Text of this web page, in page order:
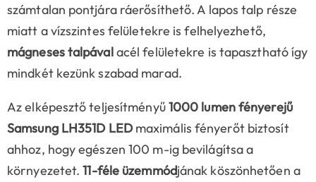
számtalan pontjára ráerősíthető. A lapos talp része
miatt a vízszintes felületekre is felhelyezhető,
mágneses talpávalacél felületekre is tapasztható így
mindkét kezünk szabad marad.
Az elképesztő teljesítményű1000 lumen fényerejű
Samsung LH351D LEDmaximális fényerőt biztosít
ahhoz, hogy egészen 100 m-ig bevilágítsa a
környezetet.11-féle üzemmódjának köszönhetően a